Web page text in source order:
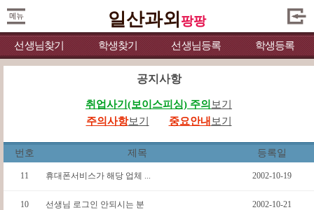
일산과외 팡팡
선생님찾기 학생찾기 선생님등록 학생등록
공지사항
취업사기(보이스피싱) 주의 보기
주의사항보기 중요안내 보기
번호 제목 등록일
11 휴대폰서비스가 해당 업체 ... 2002-10-19
10 선생님 로그인 안되시는 분 2002-10-21